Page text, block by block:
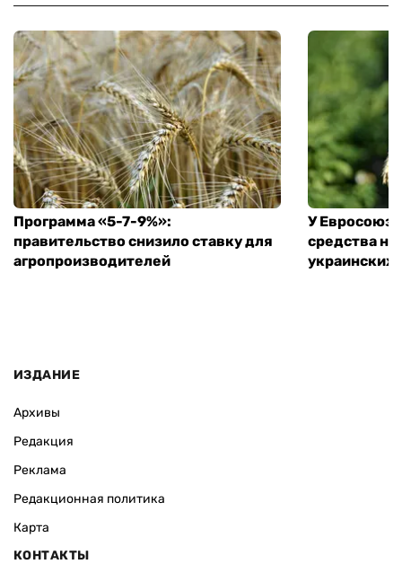
Программа «5-7-9%»:
правительство снизило ставку для
агропроизводителей
У
средства
ИЗДАНИЕ
Архивы
Редакция
Реклама
Редакционная политика
Карта
КОНТАКТЫ